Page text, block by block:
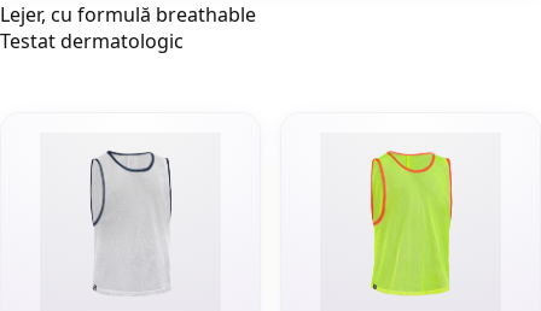
Lejer, cu formulă breathable
Testat dermatologic